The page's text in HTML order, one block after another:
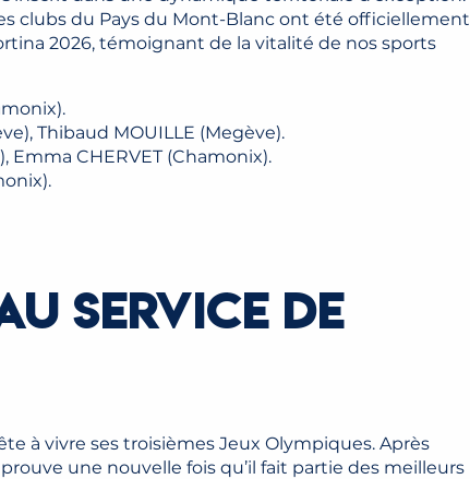
clubs du Pays du Mont-Blanc ont été officiellement
2026, témoignant de la vitalité de nos sports
Thibaud MOUILLE (Megève).
Emma CHERVET (Chamonix).
SERVICE DE
à vivre ses troisièmes Jeux Olympiques. Après
une nouvelle fois qu’il fait partie des meilleurs